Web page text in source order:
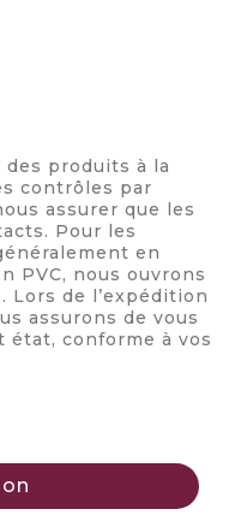
produits à la
contrôles par
assurer que les
Pour les
en
PVC, nous ouvrons
de l’expédition
assurons de vous
conforme à vos